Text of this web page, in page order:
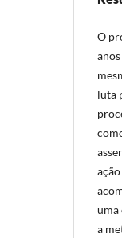
O
luta
uma
a